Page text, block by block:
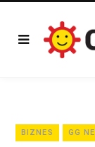
BIZNES GG